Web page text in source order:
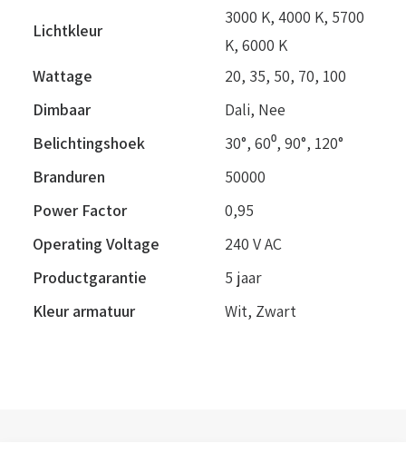
Lichtkleur
3000 K, 4000 K, 5700
K, 6000 K
Wattage
20, 35, 50, 70, 100
Dimbaar
Dali, Nee
Belichtingshoek
30°, 60⁰, 90°, 120°
Branduren
50000
Power Factor
0,95
Operating Voltage
240 V AC
Productgarantie
5 jaar
Kleur armatuur
Wit, Zwart